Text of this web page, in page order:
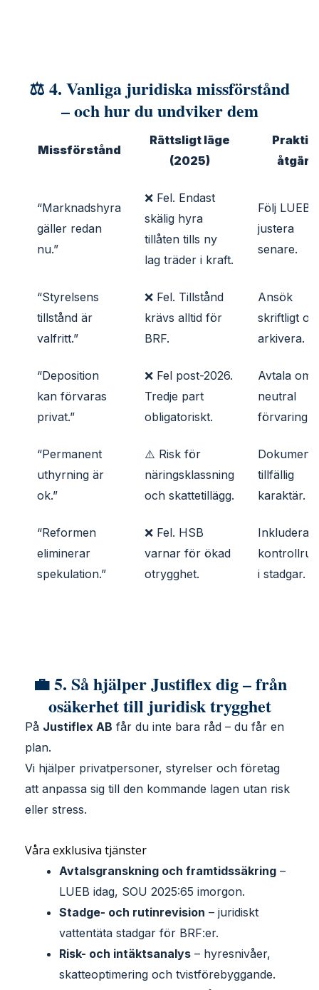
⚖️ 4. Vanliga juridiska missförstånd
– och hur du undviker dem
Missförstånd
Rättsligt läge
(2025)
åtgärd
“Marknadshyra
gäller redan
nu.”
❌ Fel. Endast
skälig hyra
tillåten tills ny
lag träder i kraft.
Följ LUEB;
justera
senare.
“Styrelsens
tillstånd är
valfritt.”
❌ Fel. Tillstånd
krävs alltid för
BRF.
Ansök
skriftligt
arkivera.
“Deposition
kan förvaras
privat.”
❌ Fel post-2026.
Tredje part
obligatoriskt.
Avtala om
neutral
förvaring.
“Permanent
uthyrning är
ok.”
⚠️ Risk för
näringsklassning
och skattetillägg.
tillfällig
karaktär.
“Reformen
eliminerar
spekulation.”
❌ Fel. HSB
varnar för ökad
otrygghet.
Inkludera
i stadgar.
💼 5. Så hjälper Justiflex dig – från
osäkerhet till juridisk trygghet
På Justiflex AB får du inte bara råd – du får en
plan.
Vi hjälper privatpersoner, styrelser och företag
att anpassa sig till den kommande lagen utan risk
eller stress.
Våra exklusiva tjänster
Avtalsgranskning och framtidssäkring –
LUEB idag, SOU 2025:65 imorgon.
Stadge- och rutinrevision – juridiskt
vattentäta stadgar för BRF:er.
Risk- och intäktsanalys – hyresnivåer,
skatteoptimering och tvistförebyggande.